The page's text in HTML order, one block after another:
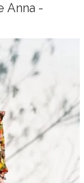
Anna -